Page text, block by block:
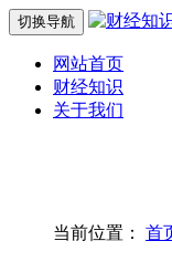
切换导航
网站首页
财经知识
关于我们
当前位置： 首